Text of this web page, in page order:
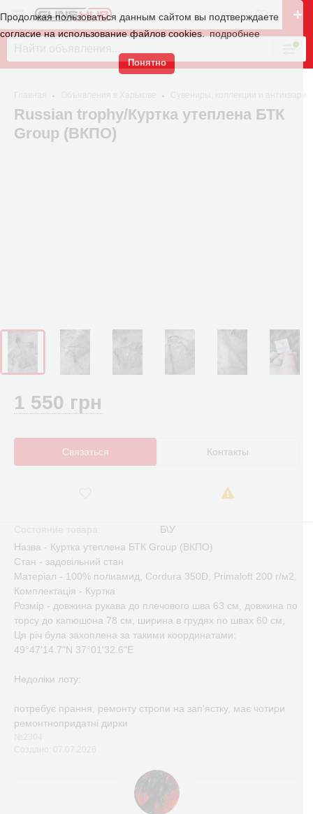
Продолжая пользоваться данным сайтом вы подтверждаете
согласие на использование файлов cookies.
подробнее
Понятно
Сувениры, коллекции и
Russian trophy/Куртка утеплена БТК
Group (ВКПО)
1 550 грн
Связаться Контакты
Б\У
Назва - Куртка утеплена БТК Group (ВКПО)
Стан - задовільний стан
Матеріал - 100% полиамид, Cordura 350D, Primaloft 200 г/м2.
Комплектація - Куртка
Розмір - довжина рукава до плечового шва 63 см, довжина по
торсу до капюшона 78 см, ширина в грудях по швах 60 см,
Ця річ була захоплена за такими координатами:
49°47'14.7"N 37°01'32.6"E
Недоліки лоту:
потребує прання, ремонту стропи на зап'ястку, має чотири
ремонтнопридатні дирки